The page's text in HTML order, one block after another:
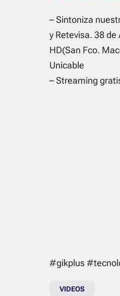
– Sintoniza
y Retevisa. 38
HD(San Fco.
Unicable
– Streaming
#gikplus
VIDEOS